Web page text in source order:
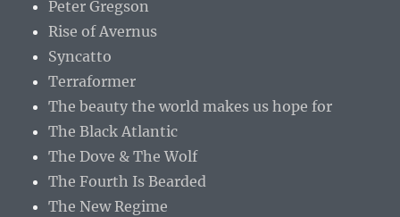
Peter Gregson
Rise of Avernus
Syncatto
Terraformer
The beauty the world makes us hope for
The Black Atlantic
The Dove & The Wolf
The Fourth Is Bearded
The New Regime